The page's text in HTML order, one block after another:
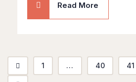
Read More
1 ... 40 41